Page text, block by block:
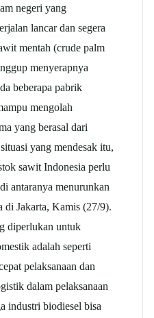
negeri yang
lancar dan segera
mentah (crude palm
menyerapnya
beberapa pabrik
mengolah
yang berasal dari
yang mendesak itu,
sawit Indonesia perlu
antaranya menurunkan
di Jakarta, Kamis (27/9).
diperlukan untuk
adalah seperti
pelaksanaan dan
dalam pelaksanaan
industri biodiesel bisa